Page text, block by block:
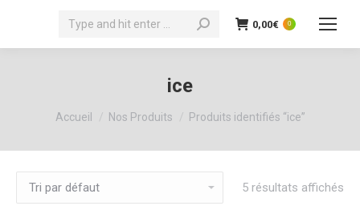
Recherche
0,00€ 0
ice
Vous êtes ici :
Accueil Nos Produits Produits identifiés “ice”
5 résultats affichés